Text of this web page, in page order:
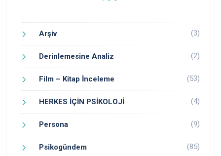
Arşiv (3)
Derinlemesine Analiz (2)
Film – Kitap İnceleme (53)
HERKES İÇİN PSİKOLOJİ (4)
Persona (9)
Psikogündem (85)